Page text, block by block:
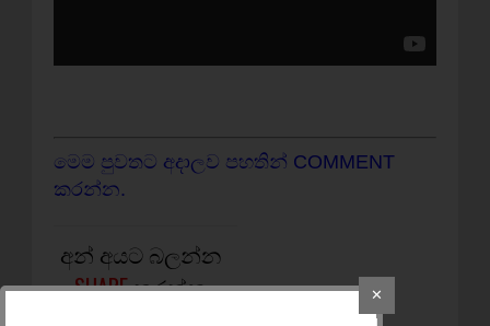
මෙම පුවතට අදාලව පහතින් COMMENT
කරන්න.
අන් අයට බලන්න
SHAREකරන්න ✕